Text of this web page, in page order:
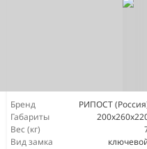
Бренд
РИПОСТ
Габариты
Вес (кг)
Вид замка